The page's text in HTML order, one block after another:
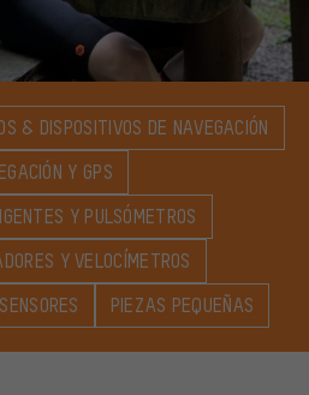
& DISPOSITIVOS DE NAVEGACIÓN
Y GPS
Y PULSÓMETROS
Y VELOCÍMETROS
PIEZAS PEQUEÑAS